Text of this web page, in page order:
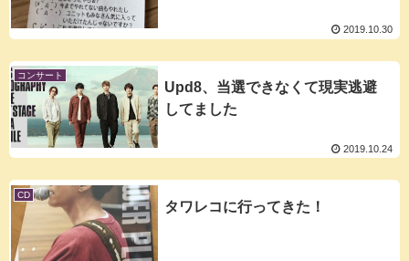
2019.10.30
コンサート
Upd8、当選できなくて現実逃避
してました
2019.10.24
CD
タワレコに行ってきた！